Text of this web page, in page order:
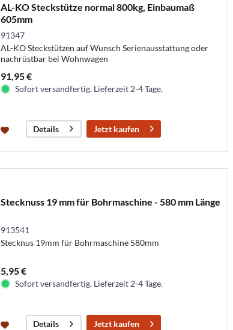
AL-KO Steckstütze normal 800kg, Einbaumaß
605mm
91347
AL-KO Steckstützen auf Wunsch Serienausstattung oder
nachrüstbar bei Wohnwagen
91,95 €
Sofort versandfertig. Lieferzeit 2-4 Tage.
Details Jetzt kaufen
Stecknuss 19 mm für Bohrmaschine - 580 mm Länge
913541
Stecknus 19mm für Bohrmaschine 580mm
5,95 €
Sofort versandfertig. Lieferzeit 2-4 Tage.
Details Jetzt kaufen